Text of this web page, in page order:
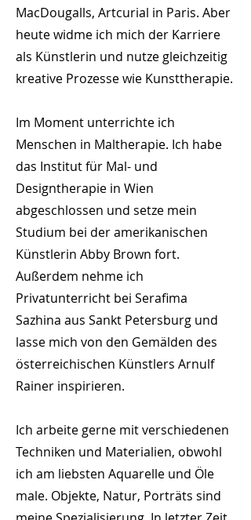
MacDougalls, Artcurial in Paris. Aber
heute widme ich mich der Karriere
als Künstlerin und nutze gleichzeitig
kreative Prozesse wie Kunsttherapie.
Im Moment unterrichte ich
Menschen in Maltherapie. Ich habe
das Institut für Mal- und
Designtherapie in Wien
abgeschlossen und setze mein
Studium bei der amerikanischen
Künstlerin Abby Brown fort.
Außerdem nehme ich
Privatunterricht bei Serafima
Sazhina aus Sankt Petersburg und
lasse mich von den Gemälden des
österreichischen Künstlers Arnulf
Rainer inspirieren.
Ich arbeite gerne mit verschiedenen
Techniken und Materialien, obwohl
ich am liebsten Aquarelle und Öle
male. Objekte, Natur, Porträts sind